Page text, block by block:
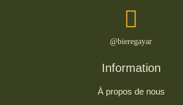
@bieregayar
Information
À propos de nous